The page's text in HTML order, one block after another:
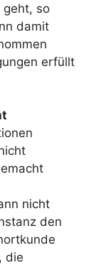
geht, so
damit
erfüllt
nicht
den
die